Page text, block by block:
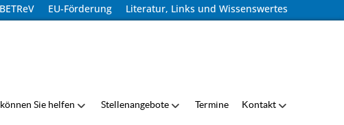
BETReV EU-Förderung Literatur, Links und Wissenswertes
Sie helfen Stellenangebote Termine Kontakt